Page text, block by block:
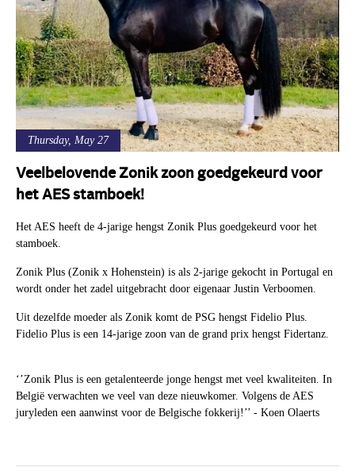
Thursday, May 27
Veelbelovende Zonik zoon goedgekeurd voor
het AES stamboek!
Het AES heeft de 4-jarige hengst Zonik Plus goedgekeurd voor het
stamboek.
Zonik Plus (Zonik x Hohenstein) is als 2-jarige gekocht in Portugal en
wordt onder het zadel uitgebracht door eigenaar Justin Verboomen.
Uit dezelfde moeder als Zonik komt de PSG hengst Fidelio Plus.
Fidelio Plus is een 14-jarige zoon van de grand prix hengst Fidertanz.
‘’Zonik Plus is een getalenteerde jonge hengst met veel kwaliteiten. In
België verwachten we veel van deze nieuwkomer. Volgens de AES
juryleden een aanwinst voor de Belgische fokkerij!’’ - Koen Olaerts